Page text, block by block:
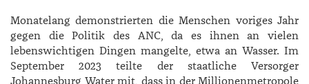
Monatelang demonstrierten die Menschen voriges Jahr
gegen die Politik des ANC, da es ihnen an vielen
lebenswichtigen Dingen mangelte, etwa an Wasser. Im
September 2023 teilte der staatliche Versorger